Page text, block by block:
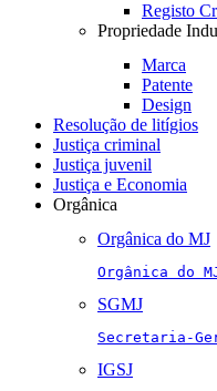
Registo
Propriedade
Marca
Patente
Design
Resolução de litígios
Justiça criminal
Justiça juvenil
Justiça e Economia
Orgânica
Orgânica do MJ
Orgânica do
SGMJ
Secretaria-
IGSJ